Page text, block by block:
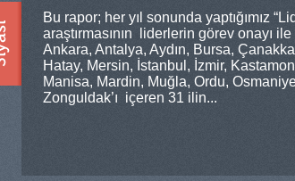
Bu rapor; her yıl sonunda yaptığımız
araştırmasının liderlerin görev onayı ile
Ankara, Antalya, Aydın, Bursa,
Hatay, Mersin, İstanbul, İzmir,
Manisa, Mardin, Muğla, Ordu,
Zonguldak’ı içeren 31 ilin...